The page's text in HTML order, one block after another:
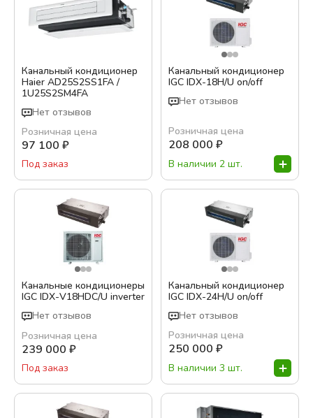
Цена:
Бренд:
Цвет:
Белый
Серый
Сталь
Гарантия, месяц:
Обслуживаемая площадь, м²
On-Off
Инверторный
Канальный кондиционер
Haier AD25S2SS1FA /
1U25S2SM4FA
Нет отзывов
Розничная цена
97 100 ₽
Под заказ
Канальный кондиционер
IGC IDX-18H/U on/off
Нет отзывов
Розничная цена
208 000 ₽
В наличии 2 шт.
Канальные кондиционеры
IGC IDХ-V18HDC/U inverter
Нет отзывов
Розничная цена
239 000 ₽
Под заказ
Канальный кондиционер
IGC IDX-24H/U on/off
Нет отзывов
Розничная цена
250 000 ₽
В наличии 3 шт.